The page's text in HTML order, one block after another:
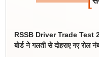
RSSB Driver Trade Test
बोर्ड ने गलती से दोहराए गए रोल